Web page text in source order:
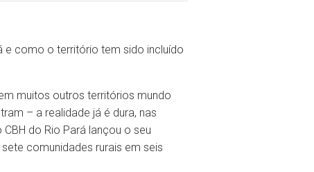
e como o território tem sido incluído
muitos outros territórios mundo
– a realidade já é dura, nas
do Rio Pará lançou o seu
comunidades rurais em seis